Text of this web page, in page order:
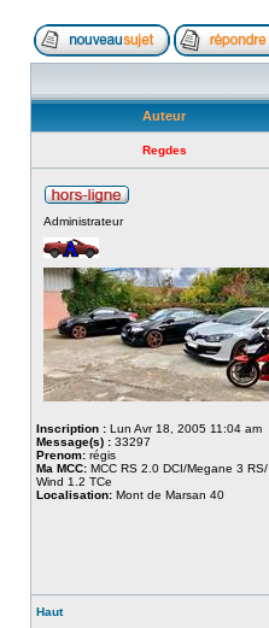
Auteur
Regdes
Administrateur
Inscription : Lun Avr 18, 2005 11:04 am
Message(s) : 33297
Prenom: régis
Ma MCC: MCC RS 2.0 DCI/Megane 3 RS/
Wind 1.2 TCe
Localisation: Mont de Marsan 40
Haut